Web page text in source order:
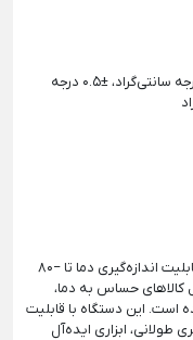
±0.8 درجه سانتی‌گراد در محدوده −80 تا −35.1 درجه سانتی‌گراد، ±0.5 درجه
مدل Testo 184-T4 یک دیتالاگر دمایی USB با قابلیت اندازه‌گیری دما تا −80
کالاهای حساس به دما،
است. این دستگاه با قابلیت
باتری طولانی، ابزاری ایده‌آل